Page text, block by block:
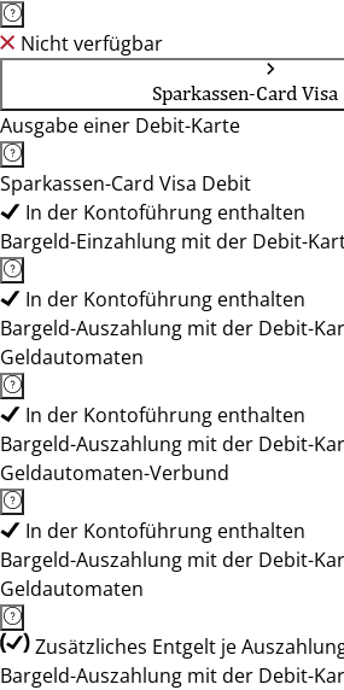
Nicht verfügbar
Sparkassen-Card
Ausgabe einer Debit-Karte
Sparkassen-Card Visa Debit
In der Kontoführung enthalten
Bargeld-Einzahlung mit der Debit-
In der Kontoführung enthalten
Bargeld-Auszahlung mit der Debit-
Geldautomaten
In der Kontoführung enthalten
Bargeld-Auszahlung mit der Debit-
Geldautomaten-Verbund
In der Kontoführung enthalten
Bargeld-Auszahlung mit der Debit-
Geldautomaten
Zusätzliches Entgelt je
Bargeld-Auszahlung mit der Debit-